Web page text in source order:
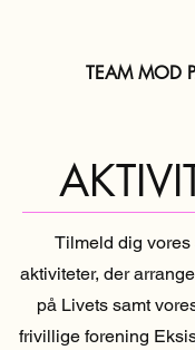
TEAM MOD
Tilmeld dig
aktiviteter, der
på Livets samt
frivillige forening